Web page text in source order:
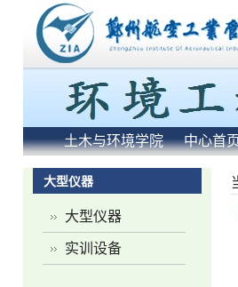
土木与环境学院 中心首
大型仪器
大型仪器
实训设备